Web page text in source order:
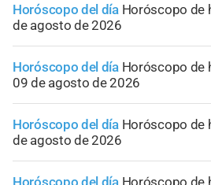
Horóscopo del día Horóscopo de
de agosto de 2026
Horóscopo del día Horóscopo de
09 de agosto de 2026
Horóscopo del día Horóscopo de
de agosto de 2026
Horóscopo del día Horóscopo de